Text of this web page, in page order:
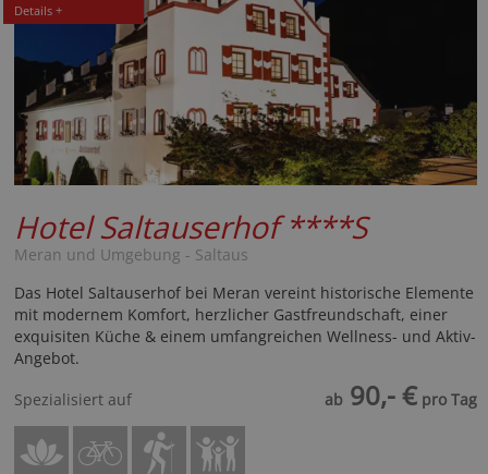
Details +
Hotel Saltauserhof****S
Meran und Umgebung - Saltaus
Das Hotel Saltauserhof bei Meran vereint historische Elemente
mit modernem Komfort, herzlicher Gastfreundschaft, einer
exquisiten Küche & einem umfangreichen Wellness- und Aktiv-
Angebot.
Spezialisiert auf
ab 90,- € pro Tag